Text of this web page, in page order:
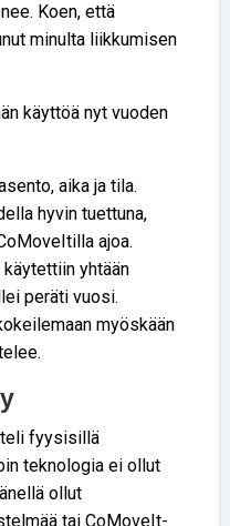
Koen, että
minulta liikkumisen
käyttöä nyt vuoden
aika ja tila.
hyvin tuettuna,
ajoa.
yhtään
peräti vuosi.
myöskään
fyysisillä
teknologia ei ollut
ollut
tai CoMoveIt-